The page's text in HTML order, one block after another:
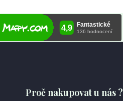
Proč nakupovat u nás ?